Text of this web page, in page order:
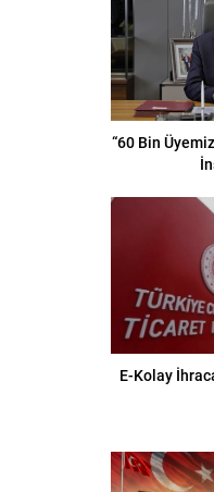
“60 Bin
E-Kolay